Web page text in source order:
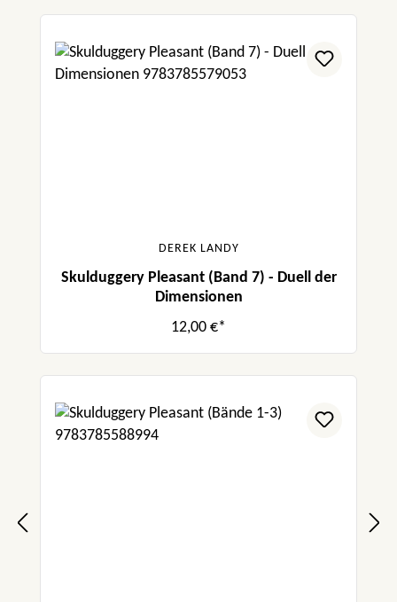
DEREK LANDY
Skulduggery Pleasant (Band 7) - Duell der
Dimensionen
12,00 €*